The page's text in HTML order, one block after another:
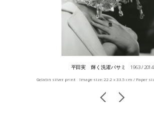
平田実 輝く洗濯バサミ 1963 / 2014
Gelatin silver print Image size: 22.2 x 33.5 cm / Paper